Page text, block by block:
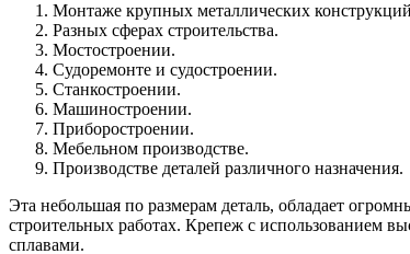
Монтаже крупных металлических
Разных сферах строительства.
Мостостроении.
Судоремонте и судостроении.
Станкостроении.
Машиностроении.
Приборостроении.
Мебельном производстве.
Производстве деталей различного назначения.
Эта небольшая по размерам деталь, обладает
строительных работах. Крепеж с использованием
сплавами.